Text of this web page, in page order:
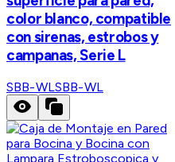
color blanco, compatible
con sirenas, estrobos y
campanas, Serie L
SBB-WLSBB-WL